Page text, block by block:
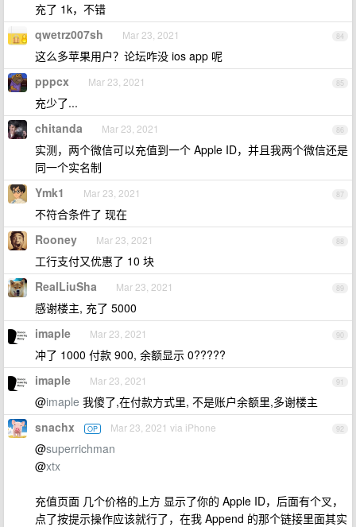
充了 1k，不错
84
qwetrz007sh Mar 23, 2021
这么多苹果用户？论坛咋没 ios app 呢
85
pppcx Mar 23, 2021
充少了...
86
chitanda Mar 23, 2021
实测，两个微信可以充值到一个 Apple ID，并且我两个微信还是
同一个实名制
87
Ymk1 Mar 23, 2021
不符合条件了 现在
88
Rooney Mar 23, 2021
工行支付又优惠了 10 块
89
RealLiuSha Mar 23, 2021
感谢楼主, 充了 5000
90
imaple Mar 23, 2021
冲了 1000 付款 900, 余额显示 0?????
91
imaple Mar 23, 2021
@imaple 我傻了,在付款方式里, 不是账户余额里,多谢楼主
92
snachx OP Mar 23, 2021 via iPhone
@superrichman
@xtx
充值页面 几个价格的上方 显示了你的 Apple ID，后面有个叉，
点了按提示操作应该就行了，在我 Append 的那个链接里面其实